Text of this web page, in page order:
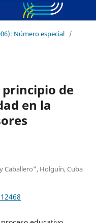
Número especial /
de
en la
Caballero", Holguín, Cuba